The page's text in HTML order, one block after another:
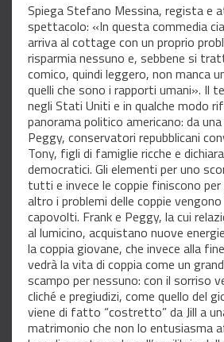
Spiega Stefano Messina, regista e
spettacolo: «In questa commedia
arriva al cottage con un proprio
risparmia nessuno e, sebbene si
comico, quindi leggero, non manca
quelli che sono i rapporti umani». Il
negli Stati Uniti e in qualche modo
panorama politico americano: da
Peggy, conservatori repubblicani
Tony, figli di famiglie ricche e
democratici. Gli elementi per uno
tutti e invece le coppie finiscono per
altro i problemi delle coppie
capovolti. Frank e Peggy, la cui
al lumicino, acquistano nuove
la coppia giovane, che invece alla
vedrà la vita di coppia come un
scampo per nessuno: con il sorriso
cliché e pregiudizi, come quello del
viene di fatto “costretto” da Jill a
matrimonio che non lo entusiasma